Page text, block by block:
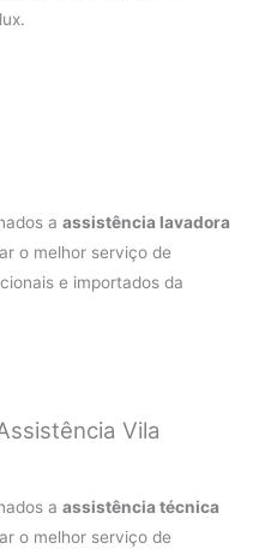
aassistência lavadora
o melhor serviço de
e importados da
Vila
aassistência técnica
o melhor serviço de